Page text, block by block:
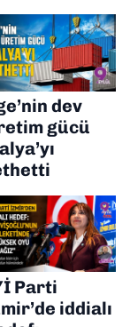
dev
gücü
Parti
iddialı